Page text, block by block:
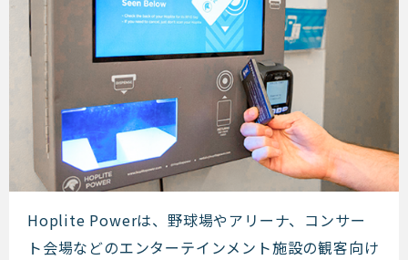
Hoplite Power
Hoplite Powerは、野球場やアリーナ、コンサー
ト会場などのエンターテインメント施設の観客向け